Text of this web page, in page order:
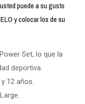
puede a su gusto
y colocar los de su
Set, lo que la
deportiva.
12 años.